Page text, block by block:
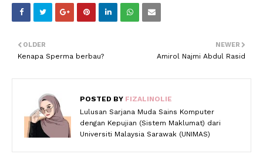
NEWER
Amirol Najmi Abdul Rasid
OLDER
Kenapa Sperma berbau?
POSTED BY FIZALINOLIE
Lulusan Sarjana Muda Sains Komputer
dengan Kepujian (Sistem Maklumat) dari
Universiti Malaysia Sarawak (UNIMAS)